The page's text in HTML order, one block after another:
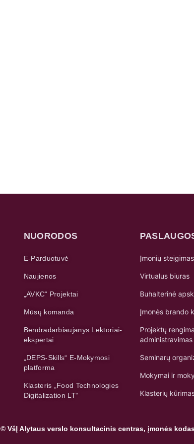
NUORODOS
E-Parduotuvė
Naujienos
„AVKC“ Projektai
Mūsų komanda
Bendradarbiaujanys Lektoriai-
ekspertai
„DEPS-Skills“ E-Mokymosi
platforma
Klasteris „Food Technologies
Digitalization LT“
Įmonių steigimas
Virtualus biuras
Buhalterinė
Įmonės brando
Projektų
administravimas
Seminarų
Mokymai ir
Klasterių
© VšĮ Alytaus verslo konsultacinis centras, įmonės